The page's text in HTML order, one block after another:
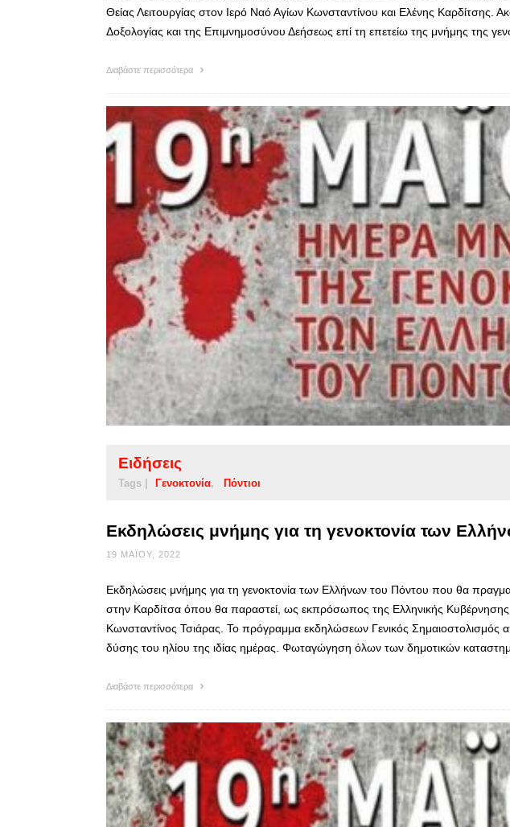
Θείας Λειτουργίας στον Ιερό Ναό Αγίων Κωνσταντίνου και Ελένης Καρδίτσης.
Δοξολογίας και της Επιμνημοσύνου Δεήσεως επί τη επετείω της μνήμης της
Διαβάστε περισσότερα
Ειδήσεις
Tags | Γενοκτονία Πόντιοι
Εκδηλώσεις μνήμης για τη γενοκτονία των
19 ΜΑΪ́ΟΥ, 2022
Εκδηλώσεις μνήμης για τη γενοκτονία των Ελλήνων του Πόντου που θα
στην Καρδίτσα όπου θα παραστεί, ως εκπρόσωπος της Ελληνικής
Κωνσταντίνος Τσιάρας. Το πρόγραμμα εκδηλώσεων Γενικός Σημαιοστολισμός
δύσης του ηλίου της ιδίας ημέρας. Φωταγώγηση όλων των δημοτικών
Διαβάστε περισσότερα